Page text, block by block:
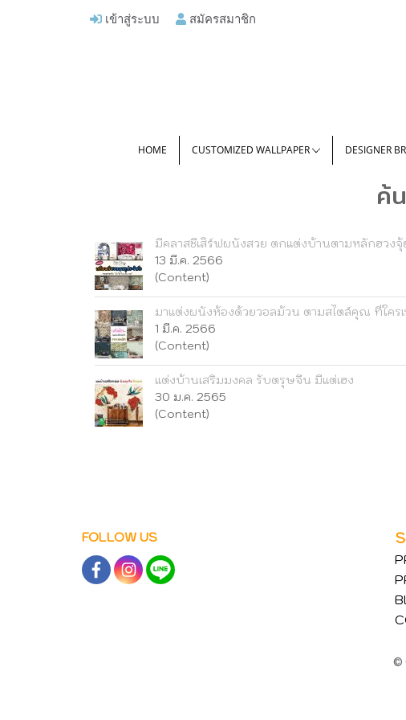
เข้าสู่ระบบ สมัครสมาชิก
HOME CUSTOMIZED WALLPAPER DESIGNER
ค้
มีคลาสชีเสิร์ฟผนังสวย ตกแต่งบ้านตามหลักฮวง
13 มี.ค. 2566
(Content)
มาแต่งผนังห้องด้วยวอลม้วน ตามสไตล์คุณ ที่ใครเ
1 มี.ค. 2566
(Content)
แต่งบ้านเสริมมงคล รับตรุษจีน มีแต่เฮง
30 ม.ค. 2565
(Content)
FOLLOW US
©